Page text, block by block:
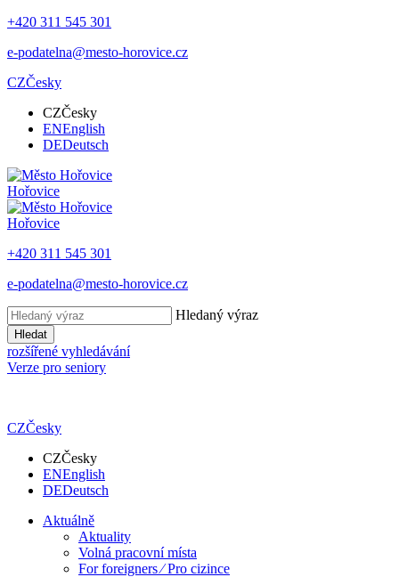
+420 311 545 301
e-podatelna@mesto-horovice.cz
CZČesky
CZČesky
ENEnglish
DEDeutsch
Hořovice
Hořovice
+420 311 545 301
e-podatelna@mesto-horovice.cz
Hledaný výraz
Hledat
rozšířené vyhledávání
Verze pro seniory
CZČesky
CZČesky
ENEnglish
DEDeutsch
Aktuálně
Aktuality
Volná pracovní místa
For foreigners ⁄ Pro cizince